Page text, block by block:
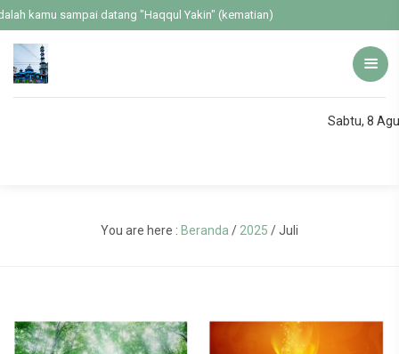
kamu sampai datang "Haqqul Yakin" (kematian)
Sabtu, 8
You are here : Beranda / 2025 /Juli